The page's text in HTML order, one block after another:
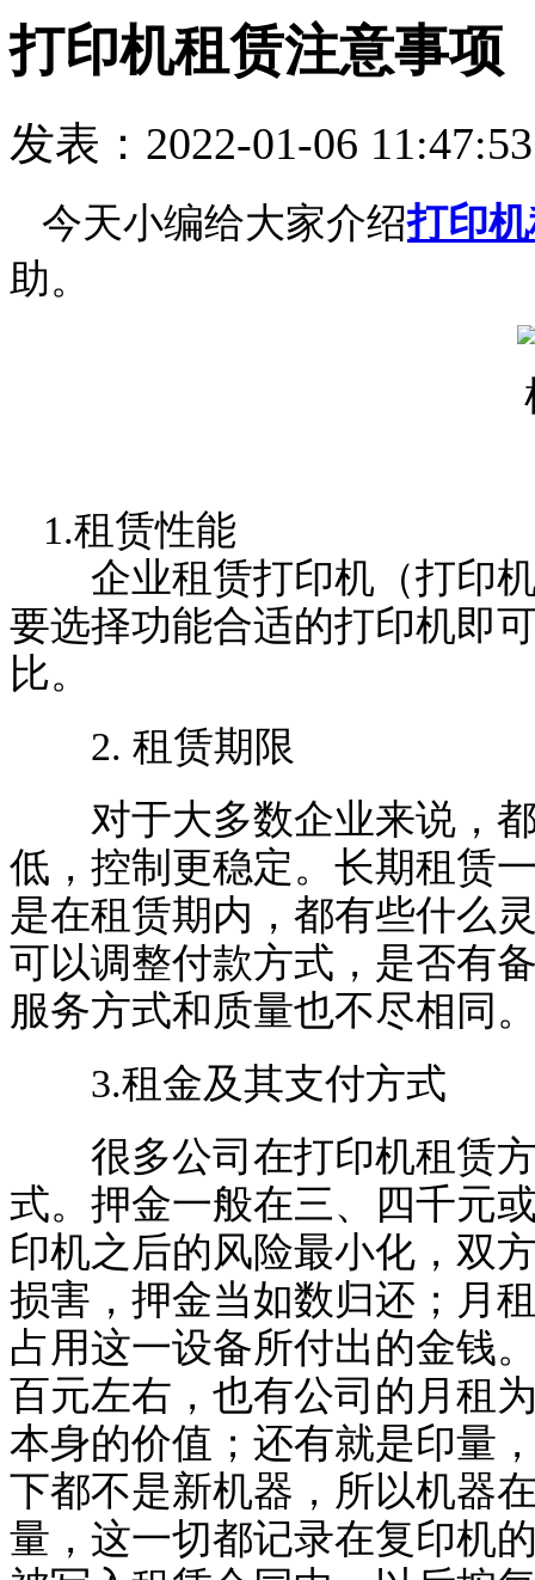
打印机租赁注意事项
发表：2022-01-06
今天小编给大家介绍打印
助。
1.租赁性能
企业租赁打印机（打印机
要选择功能合适的打印机即
比。
2. 租赁期限
对于大多数企业来说，都
低，控制更稳定。长期租赁
是在租赁期内，都有些什么
可以调整付款方式，是否有
服务方式和质量也不尽相同
3.租金及其支付方式
很多公司在打印机租赁方
式。押金一般在三、四千元
印机之后的风险最小化，双
损害，押金当如数归还；月
占用这一设备所付出的金钱
百元左右，也有公司的月租
本身的价值；还有就是印量
下都不是新机器，所以机器
量，这一切都记录在复印机